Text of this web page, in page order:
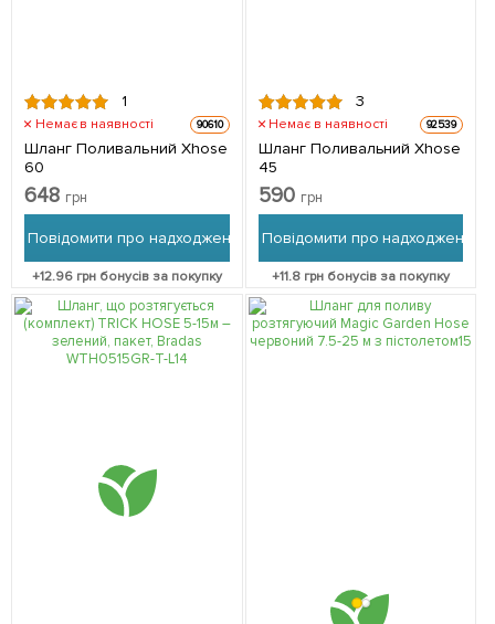
1
Немає в наявності 90610
Шланг Поливальний Xhose
60
648 грн
Повідомити про надходження
+12.96грн бонусів за покупку
3
Немає в наявності 92539
Шланг Поливальний Xhose
45
590 грн
Повідомити про надходження
+11.8 грн бонусів за покупку